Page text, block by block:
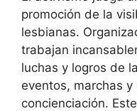
promoción de la
lesbianas.
trabajan
luchas y logros de
eventos, marchas y
concienciación.